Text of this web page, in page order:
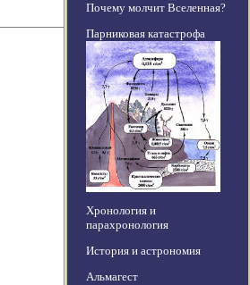
Почему молчит Вселенная?
Парниковая катастрофа
Хронология и
парахронология
История и астрономия
Альмагест